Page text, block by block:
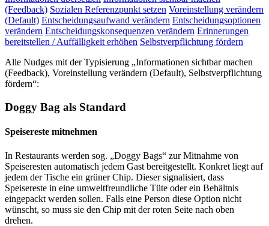
(Feedback) Sozialen Referenzpunkt setzen Voreinstellung verändern
(Default) Entscheidungsaufwand verändern Entscheidungsoptionen
verändern Entscheidungskonsequenzen verändern Erinnerungen
bereitstellen / Auffälligkeit erhöhen Selbstverpflichtung fördern
Alle Nudges mit der Typisierung „Informationen sichtbar machen
(Feedback), Voreinstellung verändern (Default), Selbstverpflichtung
fördern“:
Doggy Bag als Standard
Speisereste mitnehmen
In Restaurants werden sog. „Doggy Bags“ zur Mitnahme von
Speiseresten automatisch jedem Gast bereitgestellt. Konkret liegt auf
jedem der Tische ein grüner Chip. Dieser signalisiert, dass
Speisereste in eine umweltfreundliche Tüte oder ein Behältnis
eingepackt werden sollen. Falls eine Person diese Option nicht
wünscht, so muss sie den Chip mit der roten Seite nach oben
drehen.